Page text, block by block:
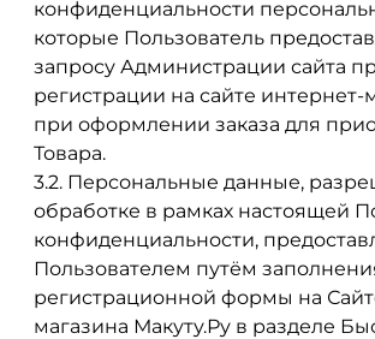
конфиденциальности
которые Пользователь
запросу Администрации сайта
регистрации на сайте интернет-
при оформлении заказа для
Товара.
3.2. Персональные данные,
обработке в рамках настоящей
конфиденциальности,
Пользователем путём
регистрационной формы на
магазина Макуту.Ру в разделе